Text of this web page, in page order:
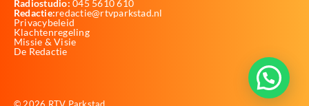
Radiostudio: 045 5610 610
Redactie:redactie@rtvparkstad.nl
Privacybeleid
Klachtenregeling
Missie & Visie
De Redactie